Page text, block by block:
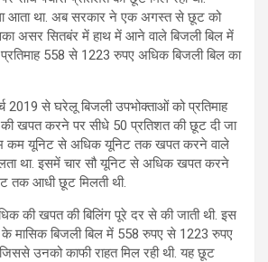
आता था. अब सरकार ने एक अगस्त से छूट को
असर सितबंर में हाथ में आने वाले बिजली बिल में
558 से 1223 रुपए अधिक बिजली बिल का
2019 से घरेलू बिजली उपभोक्ताओं को प्रतिमाह
खपत करने पर सीधे 50 प्रतिशत की छूट दी जा
कम यूनिट से अधिक यूनिट तक खपत करने वाले
था. इसमें चार सौ यूनिट से अधिक खपत करने
तक आधी छूट मिलती थी.
की खपत की बिलिंग पूरे दर से की जाती थी. इस
मासिक बिजली बिल में 558 रुपए से 1223 रुपए
उनको काफी राहत मिल रही थी. यह छूट